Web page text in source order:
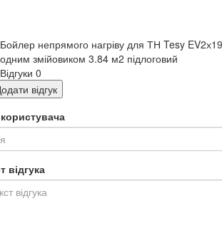
Бойлер непрямого нагріву для ТН Tesy
одним змійовиком 3.84 м2 підлоговий
Відгуки 0
відгук
відгука